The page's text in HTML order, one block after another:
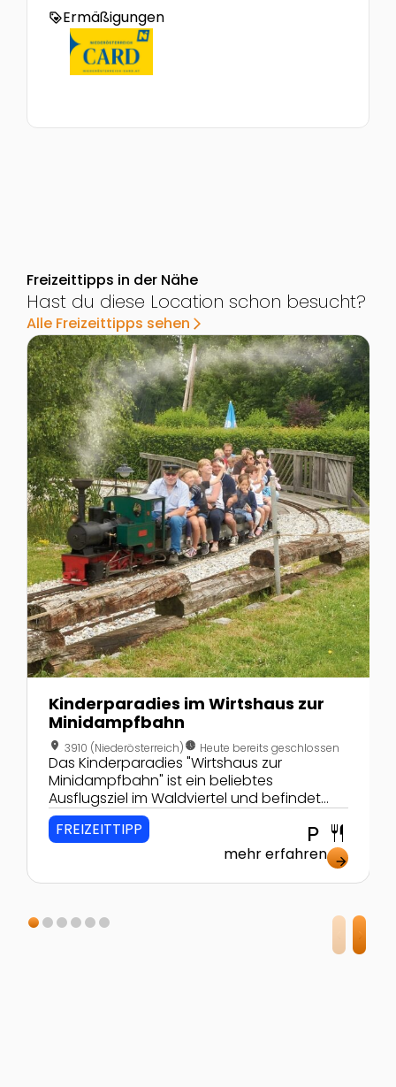
loyaltyErmäßigungen
Freizeittipps in der Nähe
Hast du diese Location schon besucht?
Alle Freizeittipps sehen arrow_forward_ios
Zur Detailseite von Kinderparadies im Wirtshaus zur
Kinderparadies im Wirtshaus zur
Minidampfbahn
location_on 3910 (Niederösterreich)nest_clock_farsight_analog Heute bereits geschlossen
Das Kinderparadies "Wirtshaus zur
Minidampfbahn" ist ein beliebtes
Ausflugsziel im Waldviertel und befindet
sich in einer wunderschönen Landschaft -
umgeben von Wiesen, Wäldern und
FREIZEITTIPP local_parking restaurant
mehr erfahren arrow_forward